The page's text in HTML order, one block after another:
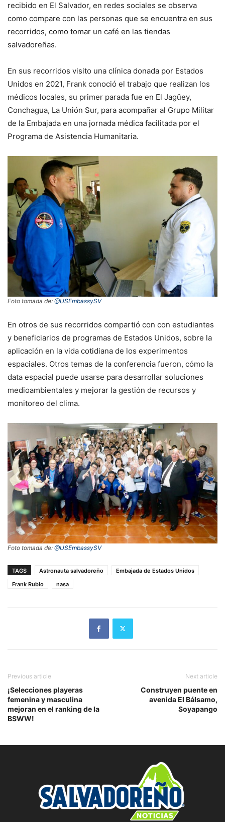
recibido en El Salvador, en redes sociales se observa
como compare con las personas que se encuentra en sus
recorridos, como tomar un café en las tiendas
salvadoreñas.
En sus recorridos visito una clínica donada por Estados
Unidos en 2021, Frank conoció el trabajo que realizan los
médicos locales, su primer parada fue en El Jagüey,
Conchagua, La Unión Sur, para acompañar al Grupo Militar
de la Embajada en una jornada médica facilitada por el
Programa de Asistencia Humanitaria.
Foto tomada de: @USEmbassySV
En otros de sus recorridos compartió con con estudiantes
y beneficiarios de programas de Estados Unidos, sobre la
aplicación en la vida cotidiana de los experimentos
espaciales. Otros temas de la conferencia fueron, cómo la
data espacial puede usarse para desarrollar soluciones
medioambientales y mejorar la gestión de recursos y
monitoreo del clima.
Foto tomada de: @USEmbassySV
TAGS Astronauta salvadoreño
Embajada de Estados Unidos
Frank Rubio
nasa
Previous article
¡Selecciones playeras
femenina y masculina
mejoran en el ranking de la
BSWW!
Next article
Construyen puente en
avenida El Bálsamo,
Soyapango